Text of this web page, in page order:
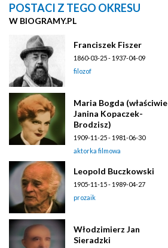
POSTACI Z TEGO OKRESU
W BIOGRAMY.PL
Franciszek Fiszer
1860-03-25 - 1937-04-09
filozof
Maria Bogda (właściwie
Janina Kopaczek-
Brodzisz)
1909-11-25 - 1981-06-30
aktorka filmowa
Leopold Buczkowski
1905-11-15 - 1989-04-27
prozaik
Włodzimierz Jan
Sieradzki